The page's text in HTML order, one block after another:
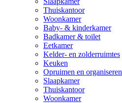
Thuiskantoor
Woonkamer
Baby- & kinderkamer
Badkamer & toilet
Eetkamer
Kelder- en zolderruimtes
Keuken
Opruimen en organiseren
Slaapkamer
Thuiskantoor
Woonkamer